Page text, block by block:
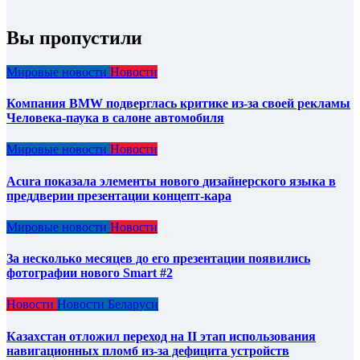
Вы пропустили
Мировые новости Новости
Компания BMW подверглась критике из-за своей рекламы
Человека-паука в салоне автомобиля
Мировые новости Новости
Acura показала элементы нового дизайнерского языка в
преддверии презентации концепт-кара
Мировые новости Новости
За несколько месяцев до его презентации появились
фотографии нового Smart #2
Новости Новости Беларуси
Казахстан отложил переход на II этап использования
навигационных пломб из-за дефицита устройств